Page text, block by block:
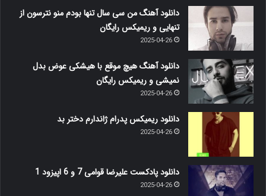
دانلود آهنگ من سی سال تنها بودم منو نترسون از
تنهایی و ریمیکس رایگان
2025-04-26
دانلود آهنگ هیچ موقع با هیشکی عوض بدل
نمیشی و ریمیکس رایگان
2025-04-26
دانلود ریمیکس پدرام ژاندارم دختر بد
2025-04-26
دانلود پادکست علیرضا قوامی 7 و 6 اپیزود 1
2025-04-26